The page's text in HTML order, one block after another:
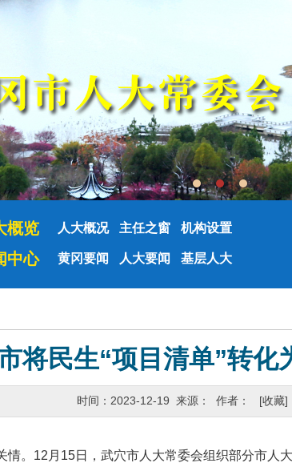
概览 人大概况 主任之窗 机构设置
中心 黄冈要闻 人大要闻 基层人大
将民生“项目清单”转化
时间：2023-12-19 来源： 作者： [收藏]
。12月15日，武穴市人大常委会组织部分市人